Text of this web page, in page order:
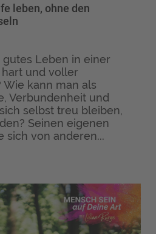
leben, ohne den
Leben in einer
und voller
kann man als
Verbundenheit und
selbst treu bleiben,
Seinen eigenen
sich von anderen...